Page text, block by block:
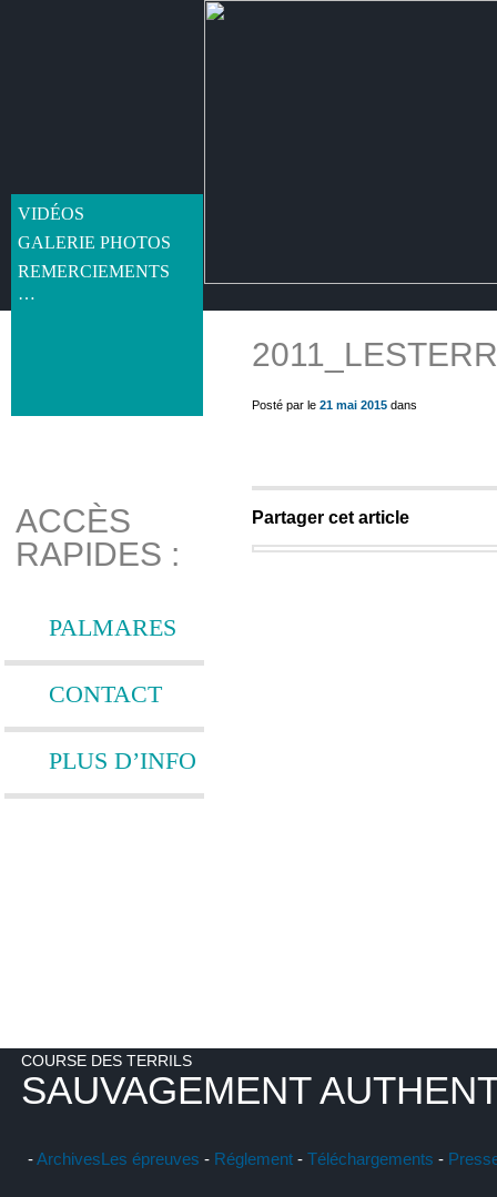
VIDÉOS
GALERIE PHOTOS
REMERCIEMENTS
…
get_post_meta(get_the_ID(), 'thumb', true) ?>
ACCÈS
RAPIDES :
PALMARES
CONTACT
PLUS D’INFO
Posté par le 21 mai 2015 dans
Partager cet article
COURSE DES TERRILS
SAUVAGEMENT
-ArchivesLes épreuves - Réglement - Téléchargements -